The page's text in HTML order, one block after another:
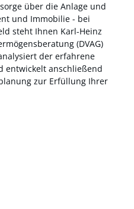
über die Anlage und
und Immobilie - bei
steht Ihnen Karl-Heinz
(DVAG)
der erfahrene
entwickelt anschließend
zur Erfüllung Ihrer